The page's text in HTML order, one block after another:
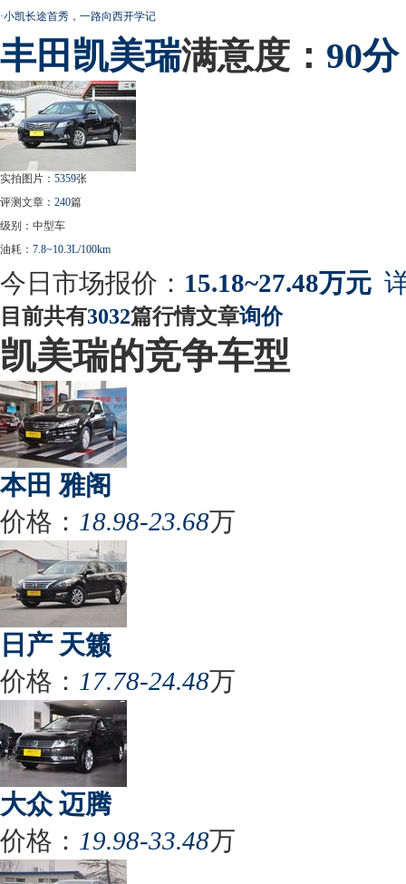
·小凯长途首秀，一路向西开学记
丰田 凯美瑞满意度： 90分
实拍图片： 5359张
评测文章： 240篇
级别：中型车
油耗： 7.8~10.3L/100km
今日市场报价： 15.18~27.48万元
目前共有3032篇行情文章询价
凯美瑞的竞争车型
本田 雅阁
价格： 18.98-23.68万
日产 天籁
价格： 17.78-24.48万
大众 迈腾
价格： 19.98-33.48万